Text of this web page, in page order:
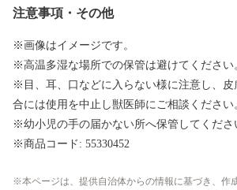
注意事項・その他
※画像はイメージです。
※高温多湿な場所での保管は避けてください
※目、耳、口などに入らない様に注意し、皮
合には使用を中止し獣医師にご相談ください
※幼小児の手の届かない所へ保管してくださ
※商品コード: 55330452
本ページは、提供自治体からの情報に基づき、作